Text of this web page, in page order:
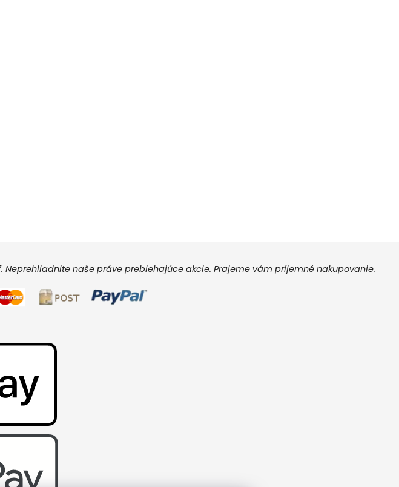
naše práve prebiehajúce akcie. Prajeme vám príjemné nakupovanie.